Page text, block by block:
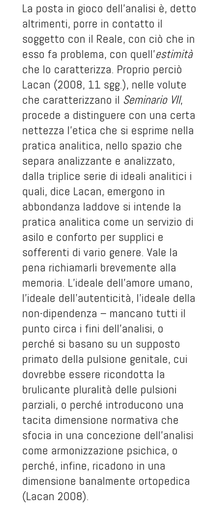
La posta in gioco dell’analisi è, detto
altrimenti, porre in contatto il
soggetto con il Reale, con ciò che in
esso fa problema, con quell’estimità
che lo caratterizza. Proprio perciò
Lacan (2008, 11 sgg.), nelle volute
che caratterizzano il Seminario VII,
procede a distinguere con una certa
nettezza l’etica che si esprime nella
pratica analitica, nello spazio che
separa analizzante e analizzato,
dalla triplice serie di ideali analitici i
quali, dice Lacan, emergono in
abbondanza laddove si intende la
pratica analitica come un servizio di
asilo e conforto per supplici e
sofferenti di vario genere. Vale la
pena richiamarli brevemente alla
memoria. L’ideale dell’amore umano,
l’ideale dell’autenticità, l’ideale della
non-dipendenza – mancano tutti il
punto circa i fini dell’analisi, o
perché si basano su un supposto
primato della pulsione genitale, cui
dovrebbe essere ricondotta la
brulicante pluralità delle pulsioni
parziali, o perché introducono una
tacita dimensione normativa che
sfocia in una concezione dell’analisi
come armonizzazione psichica, o
perché, infine, ricadono in una
dimensione banalmente ortopedica
(Lacan 2008).